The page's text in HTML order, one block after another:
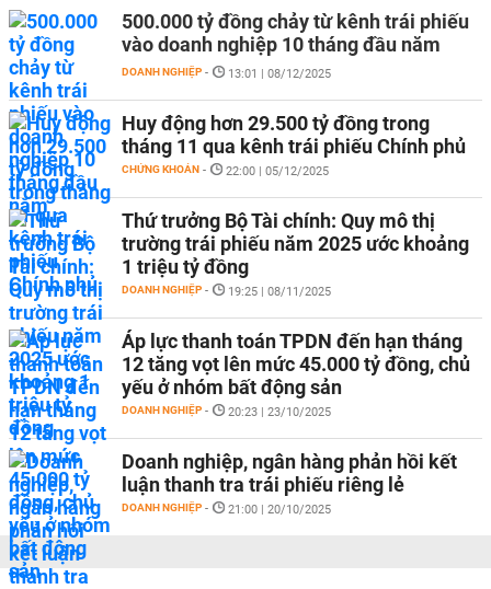
500.000 tỷ đồng chảy từ kênh trái phiếu
vào doanh nghiệp 10 tháng đầu năm
DOANH NGHIỆP - 13:01 | 08/12/2025
Huy động hơn 29.500 tỷ đồng trong
tháng 11 qua kênh trái phiếu Chính phủ
CHỨNG KHOÁN - 22:00 | 05/12/2025
Thứ trưởng Bộ Tài chính: Quy mô thị
trường trái phiếu năm 2025 ước khoảng
1 triệu tỷ đồng
DOANH NGHIỆP - 19:25 | 08/11/2025
Áp lực thanh toán TPDN đến hạn tháng
12 tăng vọt lên mức 45.000 tỷ đồng, chủ
yếu ở nhóm bất động sản
DOANH NGHIỆP - 20:23 | 23/10/2025
Doanh nghiệp, ngân hàng phản hồi kết
luận thanh tra trái phiếu riêng lẻ
DOANH NGHIỆP - 21:00 | 20/10/2025